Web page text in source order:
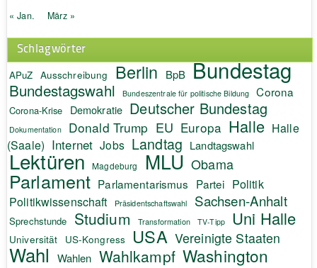
« Jan. März »
Schlagwörter
APuZ Ausschreibung Berlin BpB Bundestag
Bundestagswahl Bundeszentrale für politische Bildung Corona
Corona-Krise Demokratie Deutscher Bundestag
Dokumentation Donald Trump EU Europa Halle Halle
(Saale) Internet Jobs Landtag Landtagswahl
Lektüren Magdeburg MLU Obama
Parlament Parlamentarismus Partei Politik
Politikwissenschaft Präsidentschaftswahl Sachsen-Anhalt
Sprechstunde Studium Transformation TV-Tipp Uni Halle
Universität US-Kongress USA Vereinigte Staaten
Wahl Wahlen Wahlkampf Washington